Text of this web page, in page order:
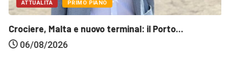
ATTUALITÀ PRIMO PIANO
Crociere, Malta e nuovo terminal: il Porto...
06/08/2026